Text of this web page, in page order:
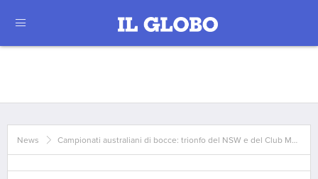
News Campionati australiani di bocce: trionfo del NSW e del Club M…